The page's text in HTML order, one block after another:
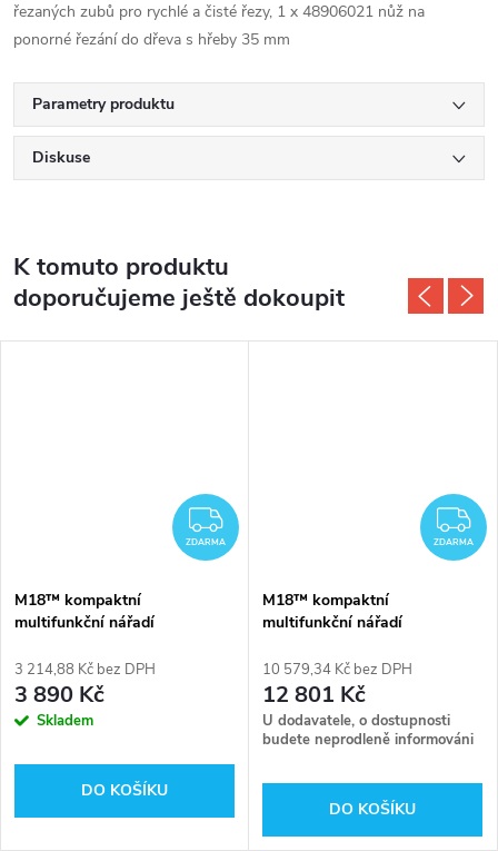
řezaných zubů pro rychlé a čisté řezy, 1 x 48906021 nůž na
ponorné řezání do dřeva s hřeby 35 mm
Parametry produktu
Diskuse
K tomuto produktu
doporučujeme ještě dokoupit
ZDARMA
ZDARMA
M18™ kompaktní
multifunkční nářadí
3 214,88 Kč bez DPH
3 890 Kč
Skladem
DO KOŠÍKU
ZDARMA
M18™ kompaktní
multifunkční nářadí
10 579,34 Kč bez DPH
12 801 Kč
U dodavatele, o dostupnosti
budete neprodleně informováni
DO KOŠÍKU